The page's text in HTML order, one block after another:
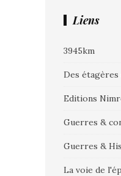
Liens
3945km
Des
Editions
Guerres &
Guerres &
La voie de